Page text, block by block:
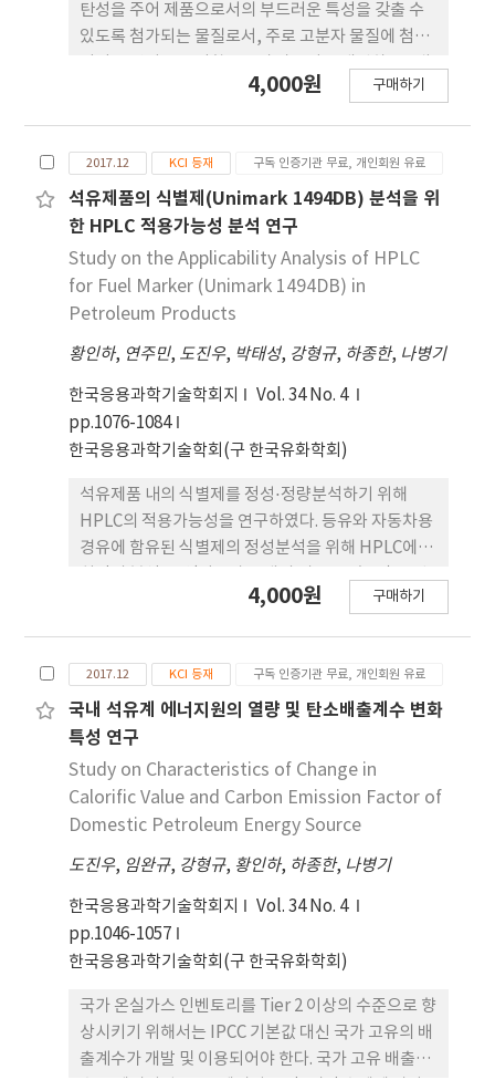
탄성을 주어 제품으로서의 부드러운 특성을 갖출 수
있도록 첨가되는 물질로서, 주로 고분자 물질에 첨가
한성, 내휘발성, 전기적 특성을 강화할 목적으로 이용
성이 없다. 또한, 석유화학제품에 용해되어 있는 경
우, 다른 화합물과의 중첩효과(matrix effect)에 의
해 가소제만을 분리하여 정성 및 정량분석하기에 어
려움이 있다. 본 연구에서는 석유화학제품에서 검출
될 수 있는 가소제의 대표적 성분인 DOA와 DOP에
대해 MD-GC/MS를 활용하여 정성 및 정량분석을 실
다.
4,000원 구매하기
2017.12 KCI 등재 구독 인증기관 무료, 개인회원 유료
석유제품의 식별제(Unimark 1494DB) 분석을 위
한 HPLC 적용가능성 분석 연구
Study on the Applicability Analysis of HPLC
for Fuel Marker (Unimark 1494DB) in
Petroleum Products
황인하, 연주민, 도진우, 박태성, 강형규, 하종한, 나병기
한국응용과학기술학회지
Vol. 34 No. 4
pp.1076-1084
한국응용과학기술학회(구 한국유화학회)
석유제품 내의 식별제를 정성⋅정량분석하기 위해
HPLC의 적용가능성을 연구하였다. 등유와 자동차용
경유에 함유된 식별제의 정성분석을 위해 HPLC에서
정하고, 이를 바탕으로 식별제의 정량분석을 위한 검
머무름시간(retention time)을 나타내었고, 등유와
자동차용 경유의 검량곡선 상관계수(R2)가 0.999 이
상을 나타내어 정량분석에 적용 가능할 것으로 나타
났다. 현행 식별제의 분석방법인 UV/Vis 분광광도계
를 이용한 분석결과와 비교분석을 실시하였고, 등유
의 경우 약 7 %의 낮은 편차를 보였으며, 자동차용 경
유의 경우 약 20 %의 다소 큰 편차를 확인하였다.
4,000원 구매하기
2017.12 KCI 등재 구독 인증기관 무료, 개인회원 유료
국내 석유계 에너지원의 열량 및 탄소배출계수 변화
특성 연구
Study on Characteristics of Change in
Calorific Value and Carbon Emission Factor of
Domestic Petroleum Energy Source
도진우, 임완규, 강형규, 황인하, 하종한, 나병기
한국응용과학기술학회지
Vol. 34 No. 4
pp.1046-1057
한국응용과학기술학회(구 한국유화학회)
국가 온실가스 인벤토리를 Tier 2 이상의 수준으로 향
상시키기 위해서는 IPCC 기본값 대신 국가 고유의 배
출계수가 개발 및 이용되어야 한다. 국가 고유 배출계